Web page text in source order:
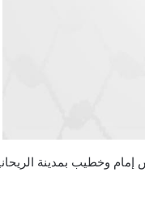
شاركت جمعية فيدار ببازار خيري في مدارس